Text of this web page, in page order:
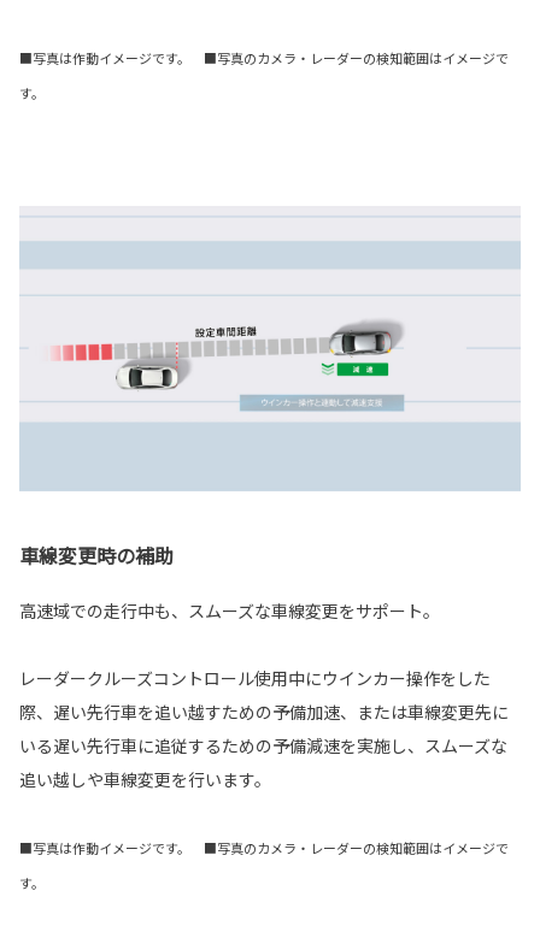
■写真は作動イメージです。 ■写真のカメラ・レーダーの検知範囲はイメージで
す。
車線変更時の補助
高速域での走行中も、スムーズな車線変更をサポート。
レーダークルーズコントロール使用中にウインカー操作をした
際、遅い先行車を追い越すための予備加速、または車線変更先に
いる遅い先行車に追従するための予備減速を実施し、スムーズな
追い越しや車線変更を行います。
■写真は作動イメージです。 ■写真のカメラ・レーダーの検知範囲はイメージで
す。